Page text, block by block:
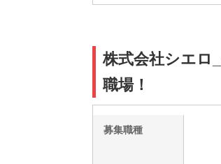
株式会社シエロ
職場！
募集職種